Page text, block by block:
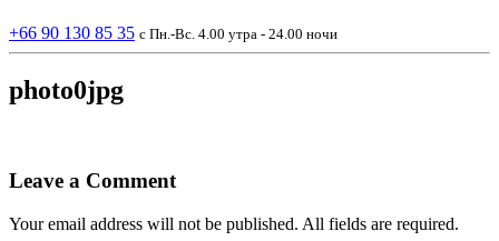
+66 90 130 85 35 с Пн.-Вс. 4.00 утра - 24.00 ночи
photo0jpg
Leave a Comment
Your email address will not be published. All fields are required.